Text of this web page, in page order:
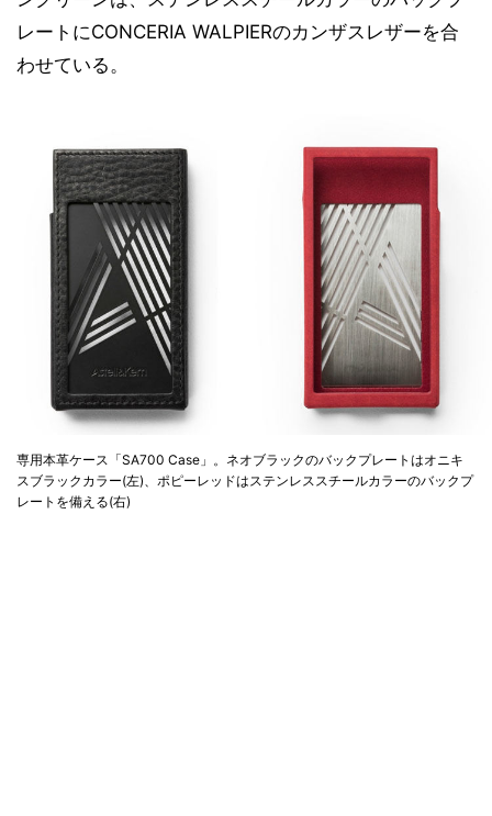
レートにCONCERIA WALPIERのカンザスレザーを合
わせている。
専用本革ケース「SA700 Case」。ネオブラックのバックプレートはオニキ
スブラックカラー(左)、ポピーレッドはステンレススチールカラーのバックプ
レートを備える(右)